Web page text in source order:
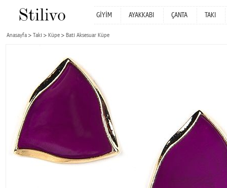
GİYİM AYAKKABI ÇANTA TAKI
Anasayfa Takı Küpe Batı Aksesuar Küpe